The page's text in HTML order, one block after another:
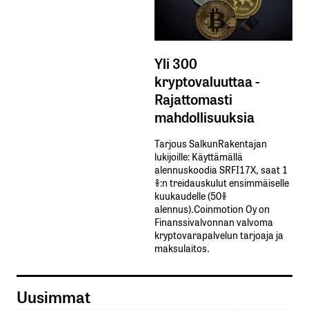
Yli 300
kryptovaluuttaa -
Rajattomasti
mahdollisuuksia
Tarjous SalkunRakentajan
lukijoille: Käyttämällä​ ​
alennuskoodia​ ​SRFI17X,​ ​saat​ ​1
%:n treidauskulut​ ​ensimmäiselle​ ​
kuukaudelle​ ​(50%​ ​
alennus).Coinmotion Oy on
Finanssivalvonnan valvoma
kryptovarapalvelun tarjoaja ja
maksulaitos.
Uusimmat